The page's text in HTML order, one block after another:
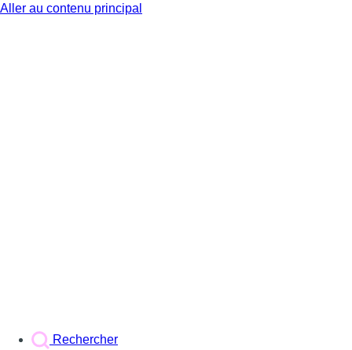
Aller au contenu principal
Rechercher